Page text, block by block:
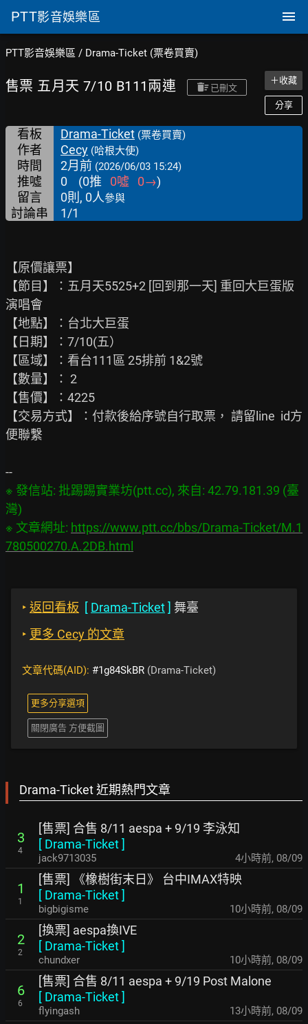
PTT影音娛樂區
PTT影音娛樂區 / Drama-Ticket (票卷買賣)
售票 五月天 7/10 B111兩連 已刪文
＋收藏
分享
看板 Drama-Ticket (票卷買賣)
作者 Cecy (哈根大使)
時間 2月前 (2026/06/03 15:24)
推噓 0 (0推 0噓 0→)
留言
0則, 0人參與
討論串 1/1
【原價讓票】
【節目】：五月天5525+2 [回到那一天] 重回大巨蛋版
演唱會
【地點】：台北大巨蛋
【日期】：7/10(五）
【區域】：看台111區 25排前 1&2號
【數量】： 2
【售價】：4225
【交易方式】：付款後給序號自行取票， 請留line  id方
便聯繫
※ 發信站: 批踢踢實業坊(ptt.cc), 來自: 42.79.181.39 (臺
灣)
※ 文章網址: https://www.ptt.cc/bbs/Drama-Ticket/M.1
780500270.A.2DB.html
‣ 返回看板 [ Drama-Ticket] 舞臺
‣ 更多 Cecy 的文章
文章代碼(AID): #1g84SkBR (Drama-Ticket)
更多分享選項
關閉廣告 方便截圖
Drama-Ticket 近期熱門文章
3
4
[售票] 合售 8/11 aespa + 9/19 李泳知
[ Drama-Ticket]
jack9713035 4小時前, 08/09
1
1
[售票] 《橡樹街末日》 台中IMAX特映
[ Drama-Ticket]
bigbigisme 10小時前, 08/09
2
2
[換票] aespa換IVE
[ Drama-Ticket]
chundxer 10小時前, 08/09
6
6
[售票] 合售 8/11 aespa + 9/19 Post Malone
[ Drama-Ticket]
flyingash 13小時前, 08/09